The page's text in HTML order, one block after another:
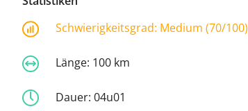
Schwierigkeitsgrad: Medium (70/100)
Länge: 100 km
Dauer: 04u01